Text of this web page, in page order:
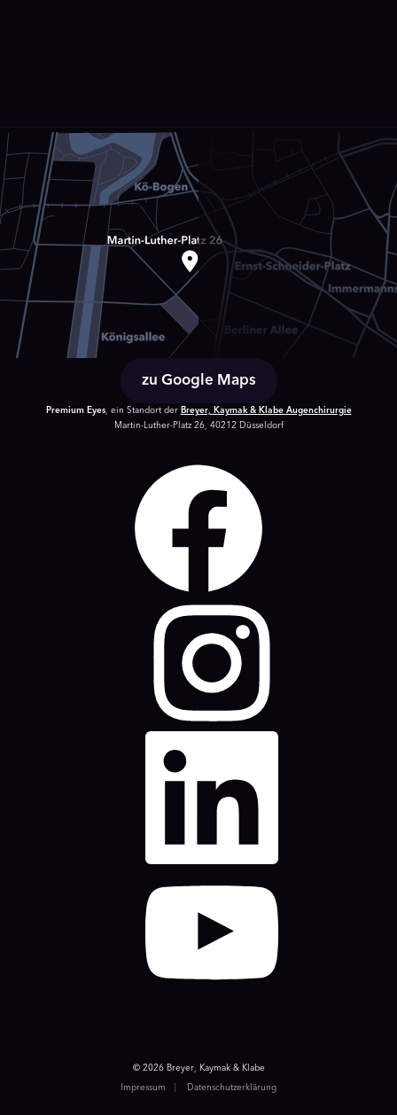
zu Google Maps
Premium Eyes, ein Standort der Breyer, Kaymak & Klabe Augenchirurgie
Martin-Luther-Platz 26, 40212 Düsseldorf
© 2026 Breyer, Kaymak & Klabe
Impressum Datenschutzerklärung